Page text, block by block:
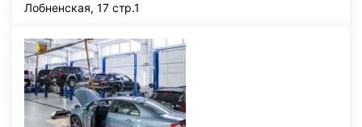
Лобненская, 17 стр.1